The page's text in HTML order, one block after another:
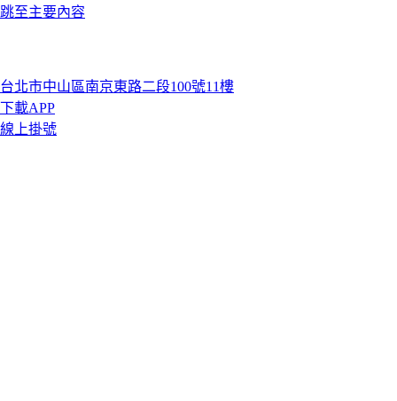
跳至主要內容
台北市中山區南京東路二段100號11樓
下載APP
線上掛號